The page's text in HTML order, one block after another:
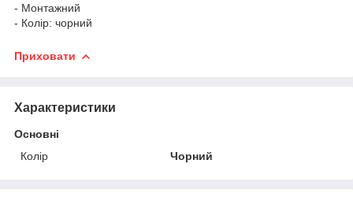
- Монтажний
- Колір: чорний
Приховати
Характеристики
Основні
Колір
Чорний